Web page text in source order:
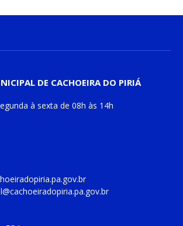
DE CACHOEIRA DO PIRIÁ
à sexta de 08h às 14h